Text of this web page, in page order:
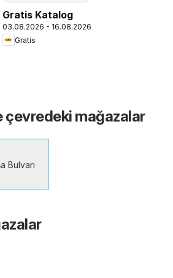
Gratis Katalog
03.08.2026 - 16.08.2026
Gratis
çevredeki mağazalar
Bulvarı